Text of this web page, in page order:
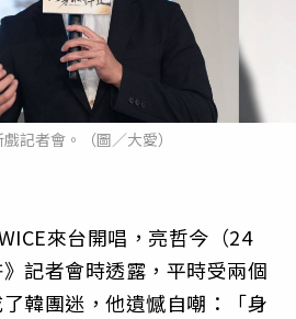
記者會。（圖／大愛）
來台開唱，亮哲今（24
記者會時透露，平時受兩個
韓團迷，他遺憾自嘲：「身